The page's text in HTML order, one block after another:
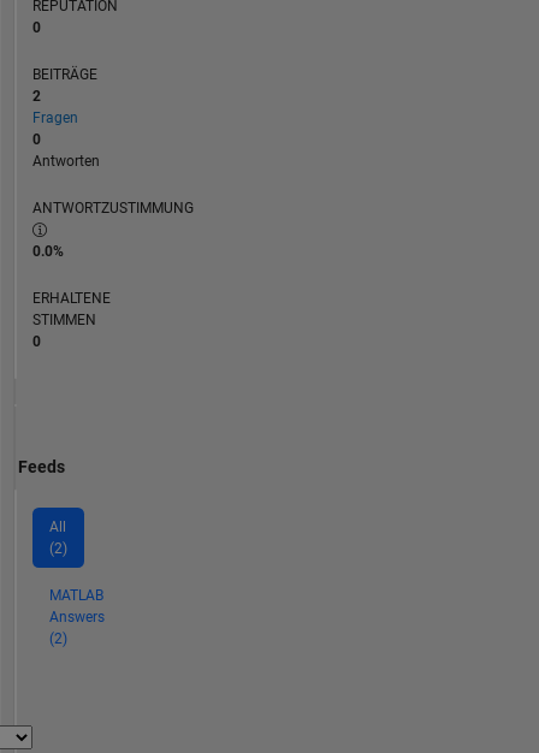
REPUTATION
0
BEITRÄGE
2
Fragen
0
Antworten
ANTWORTZUSTIMMUNG
0.0%
ERHALTENE
STIMMEN
0
Feeds
All
(2)
MATLAB
Answers
(2)